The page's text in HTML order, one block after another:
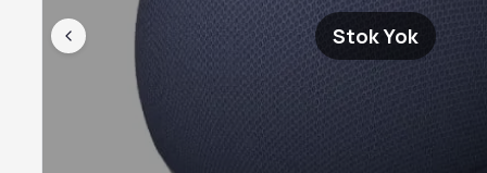
Stok Yok